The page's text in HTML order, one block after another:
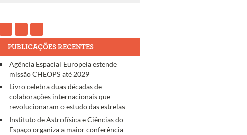
PUBLICAÇÕES RECENTES
Agência Espacial Europeia estende
missão CHEOPS até 2029
Livro celebra duas décadas de
colaborações internacionais que
revolucionaram o estudo das estrelas
Instituto de Astrofísica e Ciências do
Espaço organiza a maior conferência